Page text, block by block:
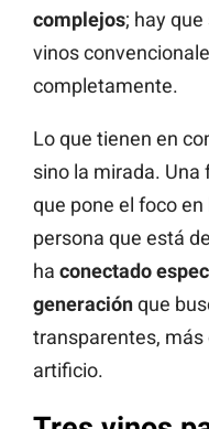
complejos; hay
vinos
completamente.
Lo que tienen en
sino la mirada.
que pone el foco
persona que está
ha conectado
generaciónque
transparentes,
artificio.